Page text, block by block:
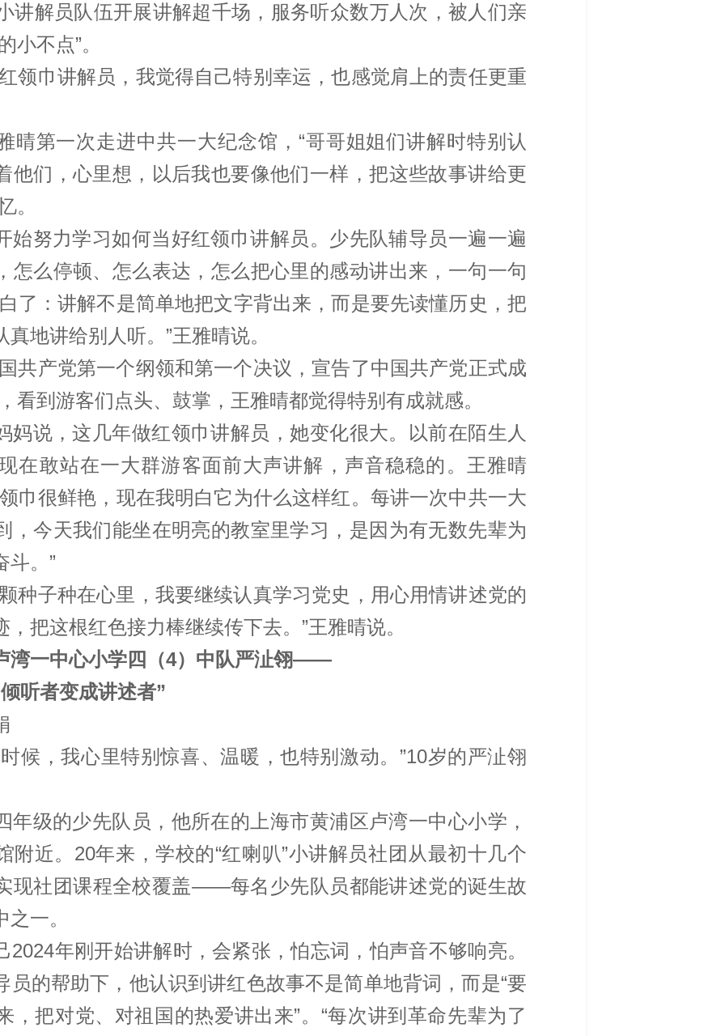
讲解员队伍开展讲解超千场，服务听众数万人次，被人们亲
小不点”。
领巾讲解员，我觉得自己特别幸运，也感觉肩上的责任更重
晴第一次走进中共一大纪念馆，“哥哥姐姐们讲解时特别认
他们，心里想，以后我也要像他们一样，把这些故事讲给更
。
始努力学习如何当好红领巾讲解员。少先队辅导员一遍一遍
怎么停顿、怎么表达，怎么把心里的感动讲出来，一句一句
了：讲解不是简单地把文字背出来，而是要先读懂历史，把
地讲给别人听。”王雅晴说。
共产党第一个纲领和第一个决议，宣告了中国共产党正式成
看到游客们点头、鼓掌，王雅晴都觉得特别有成就感。
妈说，这几年做红领巾讲解员，她变化很大。以前在陌生人
在敢站在一大群游客面前大声讲解，声音稳稳的。王雅晴
巾很鲜艳，现在我明白它为什么这样红。每讲一次中共一大
，今天我们能坐在明亮的教室里学习，是因为有无数先辈为
斗。”
种子种在心里，我要继续认真学习党史，用心用情讲述党的
把这根红色接力棒继续传下去。”王雅晴说。
湾一中心小学四（4）中队严沚翎——
听者变成讲述者”
候，我心里特别惊喜、温暖，也特别激动。”10岁的严沚翎
年级的少先队员，他所在的上海市黄浦区卢湾一中心小学，
附近。20年来，学校的“红喇叭”小讲解员社团从最初十几个
现社团课程全校覆盖——每名少先队员都能讲述党的诞生故
一。
2024年刚开始讲解时，会紧张，怕忘词，怕声音不够响亮。
员的帮助下，他认识到讲红色故事不是简单地背词，而是“要
，把对党、对祖国的热爱讲出来”。“每次讲到革命先辈为了